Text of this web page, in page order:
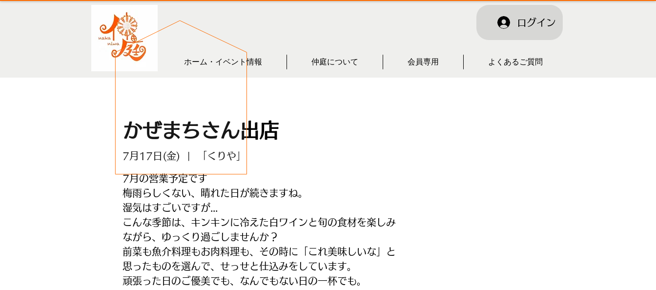
ログイン
ホーム・イベント情報 仲庭について 会員専用 よくあるご質問
かぜまちさん出店
7月17日(金) 「くりや」
7月の営業予定です
梅雨らしくない、晴れた日が続きますね。
湿気はすごいですが...
こんな季節は、キンキンに冷えた白ワインと旬の食材を楽しみ
ながら、ゆっくり過ごしませんか？
前菜も魚介料理もお肉料理も、その時に「これ美味しいな」と
思ったものを選んで、せっせと仕込みをしています。
頑張った日のご優美でも、なんでもない日の一杯でも。